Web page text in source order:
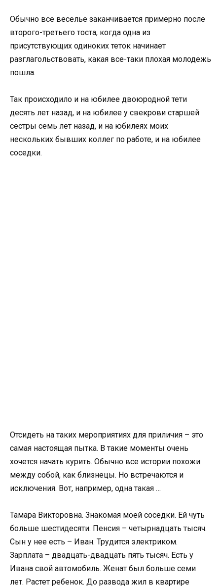
Обычно все веселье заканчивается примерно после
второго-третьего тоста, когда одна из
присутствующих одиноких теток начинает
разглагольствовать, какая все-таки плохая молодежь
пошла.
Так происходило и на юбилее двоюродной тети
десять лет назад, и на юбилее у свекрови старшей
сестры семь лет назад, и на юбилеях моих
нескольких бывших коллег по работе, и на юбилее
соседки.
Отсидеть на таких мероприятиях для приличия – это
самая настоящая пытка. В такие моменты очень
хочется начать курить. Обычно все истории похожи
между собой, как близнецы. Но встречаются и
исключения. Вот, например, одна такая …
Тамара Викторовна. Знакомая моей соседки. Ей чуть
больше шестидесяти. Пенсия – четырнадцать тысяч.
Сын у нее есть – Иван. Трудится электриком.
Зарплата – двадцать-двадцать пять тысяч. Есть у
Ивана свой автомобиль. Женат был больше семи
лет. Растет ребенок. До развода жил в квартире